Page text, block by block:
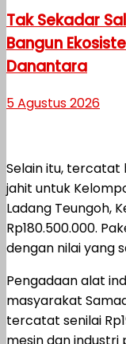
Tak Sekadar
Bangun
Danantara
5 Agustus 2026
Selain itu,
jahit untuk
Ladang Teungoh,
Rp180.500.000.
dengan nilai yang
Pengadaan alat
masyarakat
tercatat senilai